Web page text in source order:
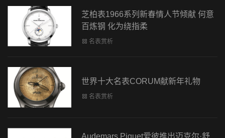
芝柏表1966系列新春情人节倾献 何意
百炼钢 化为绕指柔
名表赏析
世界十大名表CORUM献新年礼物
名表赏析